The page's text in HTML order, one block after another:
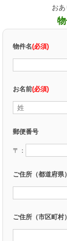
おあ
物件名(必須)
お名前(必須)
郵便番号
〒：
ご住所（都道府県）
ご住所（市区町村）